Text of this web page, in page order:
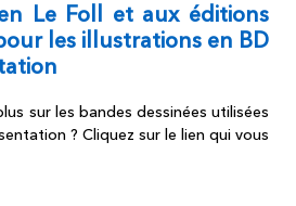
Le Foll et aux éditions
les illustrations en BD
sur les bandes dessinées utilisées
? Cliquez sur le lien qui vous